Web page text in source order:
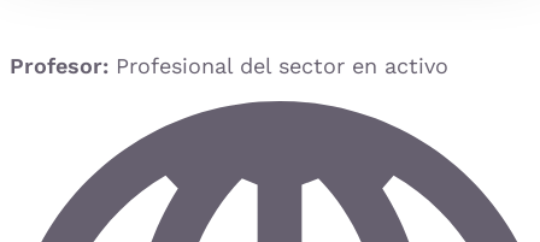
Profesor: Profesional del sector en activo